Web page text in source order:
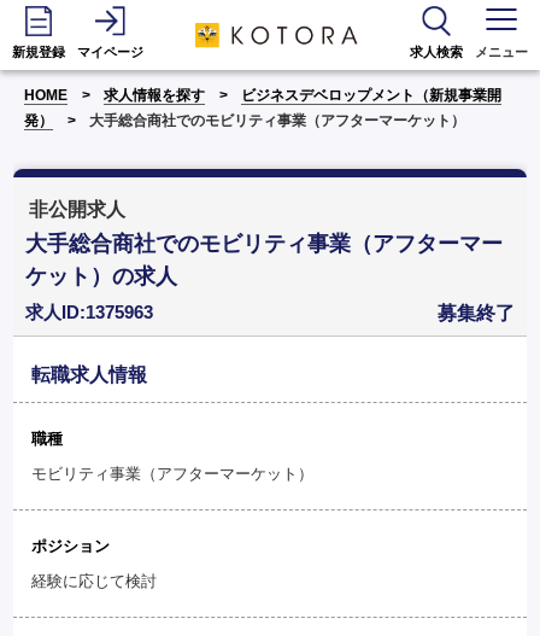
新規登録 マイページ 求人検索 メニュー
HOME 求人情報を探す
ビジネスデベロップメント（新規事業開
発）
大手総合商社でのモビリティ事業（アフターマーケット）
非公開求人
大手総合商社でのモビリティ事業（アフターマー
ケット）の求人
求人ID:1375963 募集終了
転職求人情報
職種
モビリティ事業（アフターマーケット）
ポジション
経験に応じて検討